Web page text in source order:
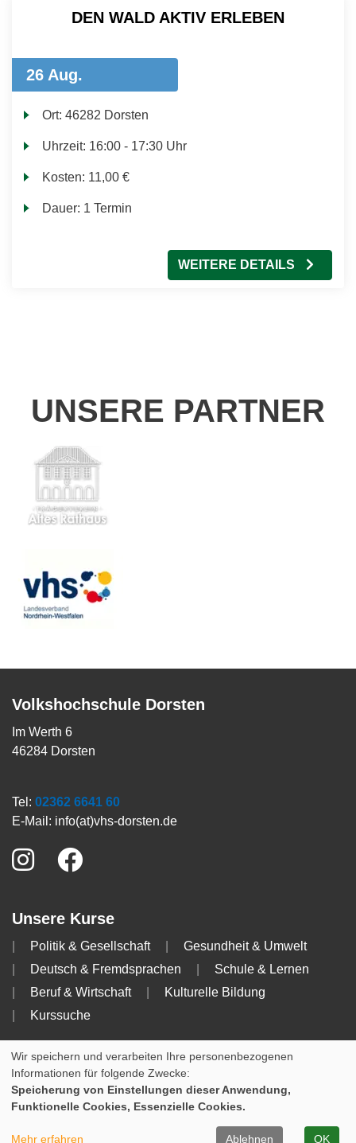
DEN WALD AKTIV ERLEBEN
26 Aug.
Ort:46282 Dorsten
Uhrzeit: 16:00 - 17:30 Uhr
Kosten: 11,00 €
Dauer: 1 Termin
WEITERE DETAILS
UNSERE PARTNER
Volkshochschule Dorsten
Im Werth 6
46284 Dorsten
Tel: 02362 6641 60
E-Mail: info(at)vhs-dorsten.de
Unsere Kurse
Politik & Gesellschaft
Gesundheit & Umwelt
Deutsch & Fremdsprachen
Schule & Lernen
Beruf & Wirtschaft
Kulturelle Bildung
Kurssuche
Info
Impressum AGB Datenschutzerklärung
Wir speichern und verarbeiten Ihre personenbezogenen
Informationen für folgende Zwecke:
Speicherung von Einstellungen dieser Anwendung,
Funktionelle Cookies, Essenzielle Cookies.
Mehr erfahren Ablehnen OK